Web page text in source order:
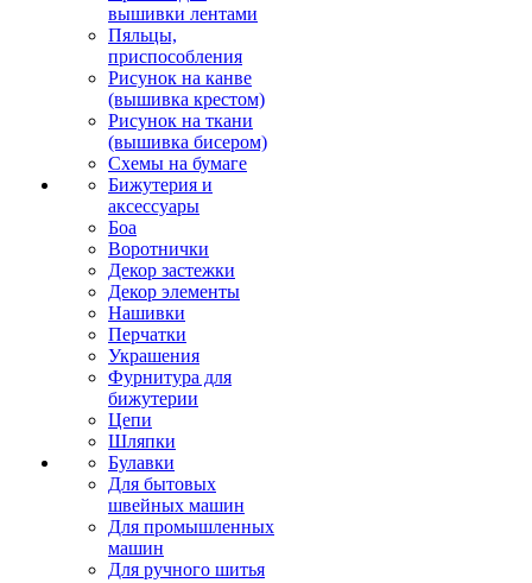
вышивки лентами
Пяльцы,
приспособления
Рисунок на канве
(вышивка крестом)
Рисунок на ткани
(вышивка бисером)
Схемы на бумаге
Бижутерия и
аксессуары
Боа
Воротнички
Декор застежки
Декор элементы
Нашивки
Перчатки
Украшения
Фурнитура для
бижутерии
Цепи
Шляпки
Булавки
Для бытовых
швейных машин
Для промышленных
машин
Для ручного шитья